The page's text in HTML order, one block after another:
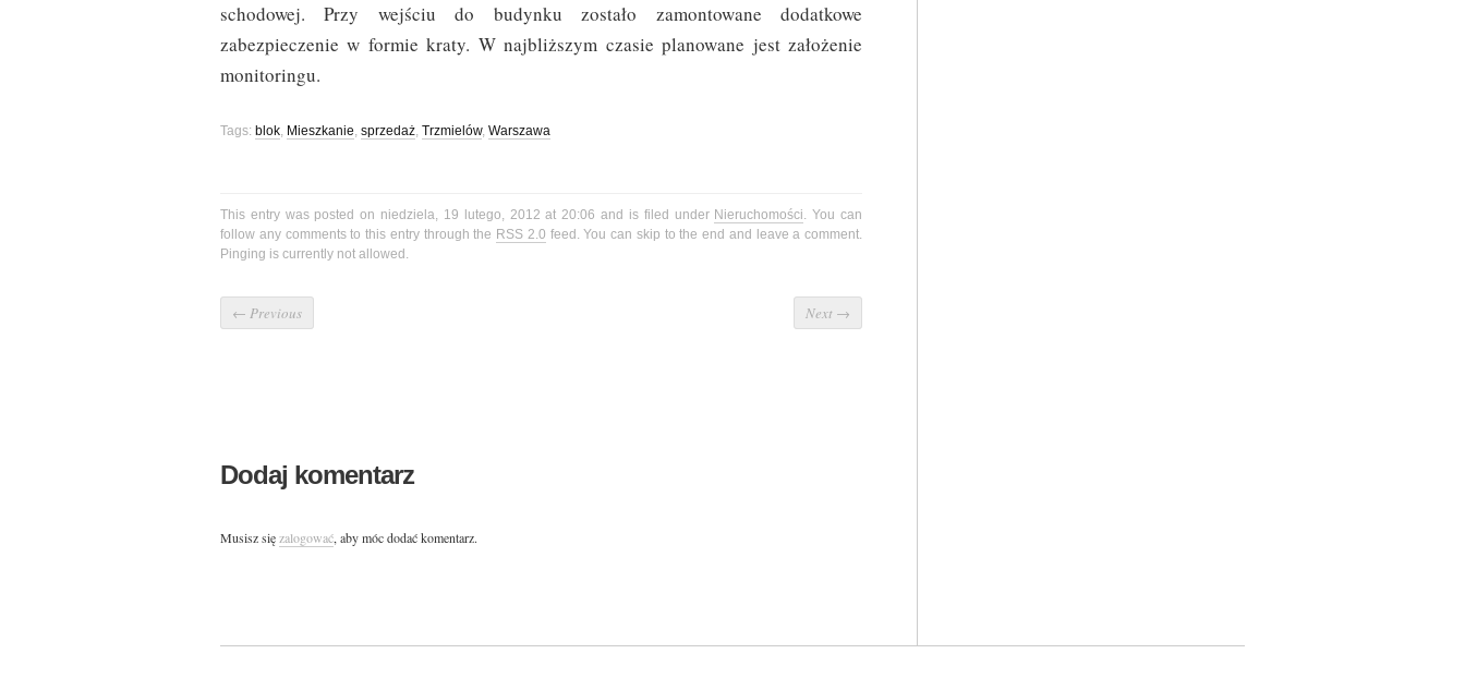
schodowej. Przy wejściu do budynku zostało zamontowane dodatkowe
zabezpieczenie w formie kraty. W najbliższym czasie planowane jest założenie
monitoringu.
Tags: blok, Mieszkanie, sprzedaż, Trzmielów, Warszawa
This entry was posted on niedziela, 19 lutego, 2012 at 20:06 and is filed under Nieruchomości. You can
follow any comments to this entry through the RSS 2.0 feed. You can skip to the end and leave a comment.
Pinging is currently not allowed.
← Previous Next →
Dodaj komentarz
Musisz sięzalogować, aby móc dodać komentarz.